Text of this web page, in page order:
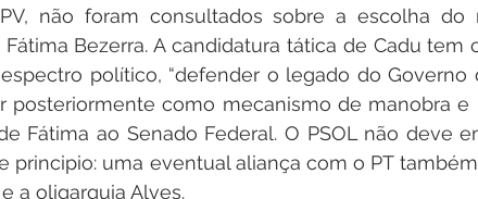
não foram consultados sobre a escolha
Bezerra. A candidatura tática de Cadu tem
político, “defender o legado do Governo
posteriormente como mecanismo de manobra e
Fátima ao Senado Federal. O PSOL não deve
principio: uma eventual aliança com o PT
a oligarquia Alves.